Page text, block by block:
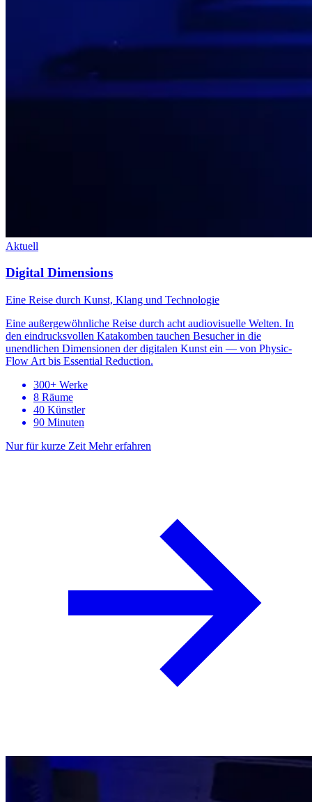
Aktuell
Digital Dimensions
Eine Reise durch Kunst, Klang und Technologie
Eine außergewöhnliche Reise durch acht audiovisuelle Welten. In
den eindrucksvollen Katakomben tauchen Besucher in die
unendlichen Dimensionen der digitalen Kunst ein — von Physic-
Flow Art bis Essential Reduction.
300+ Werke
8 Räume
40 Künstler
90 Minuten
Nur für kurze Zeit Mehr erfahren